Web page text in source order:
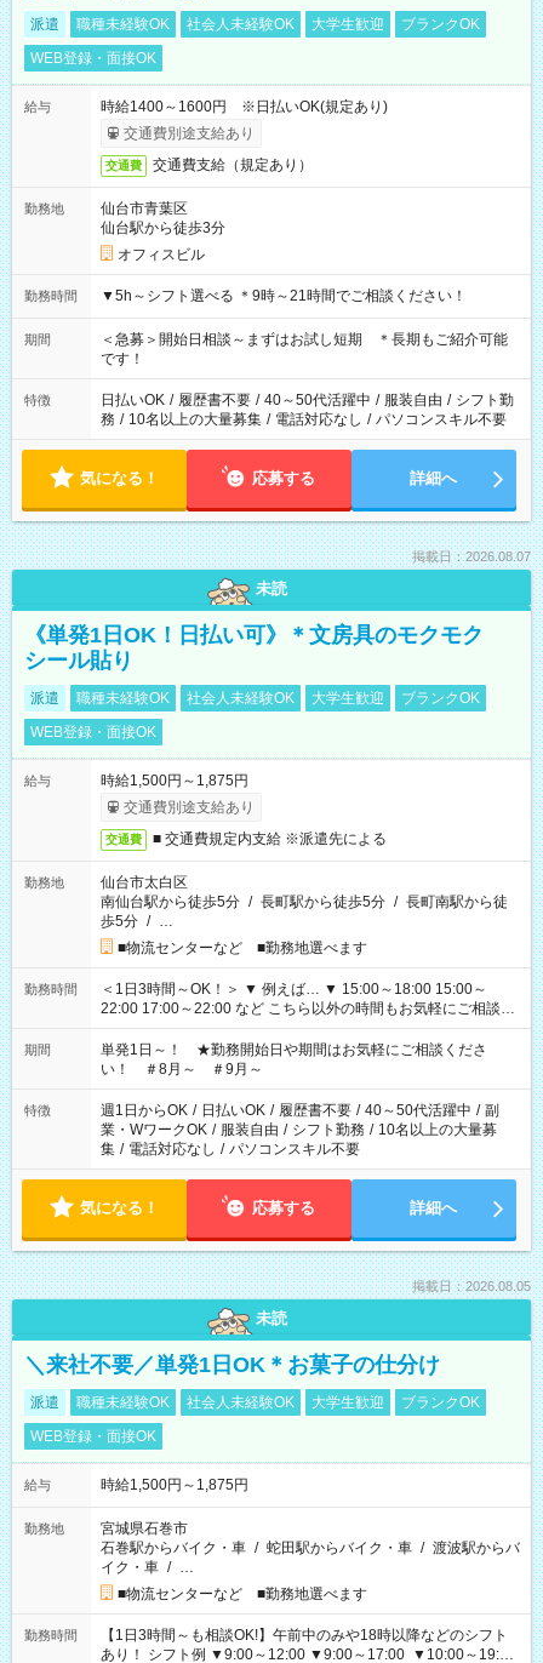
派遣 職種未経験OK 社会人未経験OK 大学生歓迎
ブランクOK
WEB登録・面接OK
給与
時給1400～1600円 ※日払いOK(規定あり)
交通費別途支給あり
交通費 交通費支給（規定あり）
勤務地
仙台市青葉区
仙台駅から徒歩3分
オフィスビル
勤務時間 ▼5h～シフト選べる ＊9時～21時間でご相談ください！
期間
＜急募＞開始日相談～まずはお試し短期 ＊長期もご紹介可能
です！
特徴 日払いOK / 履歴書不要 / 40～50代活躍中 / 服装自由 / シフト勤
務 / 10名以上の大量募集 / 電話対応なし / パソコンスキル不要
気になる！ 応募する 詳細へ
掲載日：2026.08.07
未読
《単発1日OK！日払い可》＊文房具のモクモク
シール貼り
派遣 職種未経験OK 社会人未経験OK 大学生歓迎
ブランクOK
WEB登録・面接OK
給与
時給1,500円～1,875円
交通費別途支給あり
交通費 ■ 交通費規定内支給 ※派遣先による
勤務地
仙台市太白区
南仙台駅から徒歩5分 / 長町駅から徒歩5分 / 長町南駅から徒
歩5分 / …
■物流センターなど ■勤務地選べます
勤務時間
＜1日3時間～OK！＞ ▼ 例えば… ▼ 15:00～18:00 15:00～
22:00 17:00～22:00 など こちら以外の時間もお気軽にご相談く
ださい！
期間
単発1日～！ ★勤務開始日や期間はお気軽にご相談くださ
い！ ＃8月～ ＃9月～
特徴 週1日からOK / 日払いOK / 履歴書不要 / 40～50代活躍中 / 副
業・WワークOK / 服装自由 / シフト勤務 / 10名以上の大量募
集 / 電話対応なし / パソコンスキル不要
気になる！ 応募する 詳細へ
掲載日：2026.08.05
未読
＼来社不要／単発1日OK＊お菓子の仕分け
派遣 職種未経験OK 社会人未経験OK 大学生歓迎
ブランクOK
WEB登録・面接OK
給与 時給1,500円～1,875円
勤務地
宮城県石巻市
石巻駅からバイク・車 / 蛇田駅からバイク・車 / 渡波駅からバ
イク・車 / …
■物流センターなど ■勤務地選べます
勤務時間
【1日3時間～も相談OK!】午前中のみや18時以降などのシフト
あり！ シフト例 ▼9:00～12:00 ▼9:00～17:00 ▼10:00～19:00